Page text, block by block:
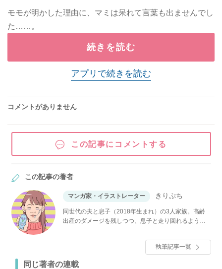
モモが明かした理由に、マミは呆れて言葉も出ませんでし
た……。
続きを読む
アプリで続きを読む
コメントがありません
この記事にコメントする
この記事の著者
マンガ家・イラストレーター きりぷち
同世代の夫と息子（2018年生まれ）の3人家族。高齢
出産のダメージを残しつつ、息子と走り回れるよう体
は見逃さない！！インスタで育児漫画を描いている。
執筆記事一覧
同じ著者の連載